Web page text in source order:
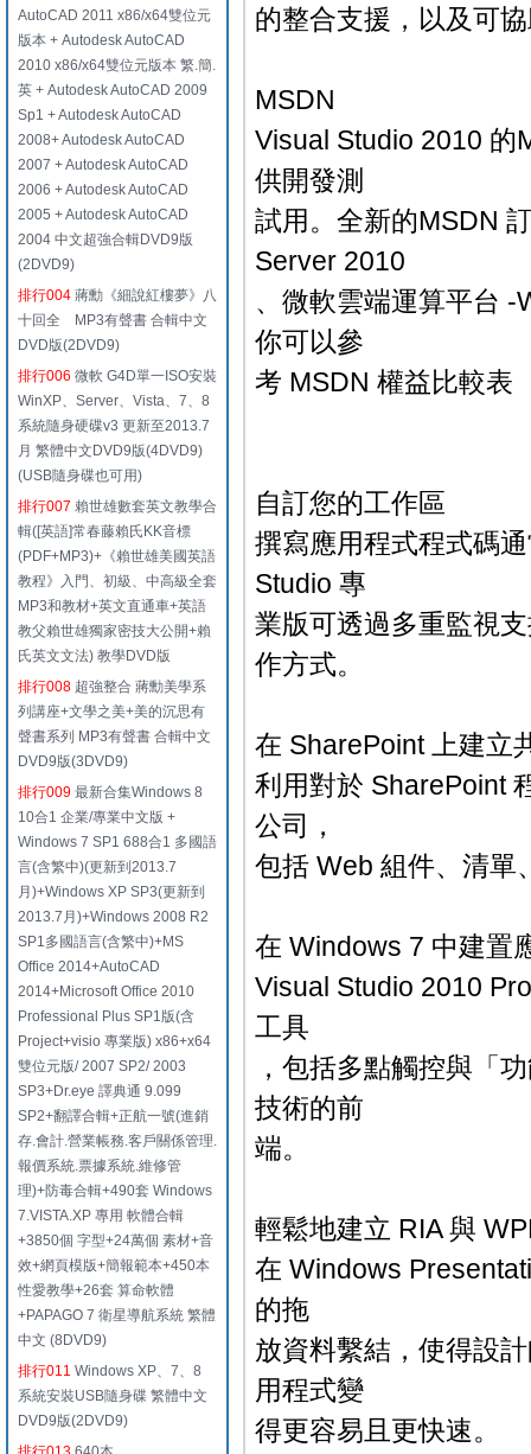
AutoCAD 2011 x86/x64雙位元
版本 + Autodesk AutoCAD
2010 x86/x64雙位元版本 繁.簡.
英 + Autodesk AutoCAD 2009
Sp1 + Autodesk AutoCAD
2008+ Autodesk AutoCAD
2007 + Autodesk AutoCAD
2006 + Autodesk AutoCAD
2005 + Autodesk AutoCAD
2004 中文超強合輯DVD9版
(2DVD9)
排行004 蔣勳《細說紅樓夢》八
十回全 MP3有聲書 合輯中文
DVD版(2DVD9)
排行006 微軟 G4D單一ISO安裝
WinXP、Server、Vista、7、8
系統隨身硬碟v3 更新至2013.7
月 繁體中文DVD9版(4DVD9)
(USB隨身碟也可用)
排行007 賴世雄數套英文教學合
輯([英語]常春藤賴氏KK音標
(PDF+MP3)+《賴世雄美國英語
教程》入門、初級、中高級全套
MP3和教材+英文直通車+英語
教父賴世雄獨家密技大公開+賴
氏英文文法) 教學DVD版
排行008 超強整合 蔣勳美學系
列講座+文學之美+美的沉思有
聲書系列 MP3有聲書 合輯中文
DVD9版(3DVD9)
排行009 最新合集Windows 8
10合1 企業/專業中文版 +
Windows 7 SP1 688合1 多國語
言(含繁中)(更新到2013.7
月)+Windows XP SP3(更新到
2013.7月)+Windows 2008 R2
SP1多國語言(含繁中)+MS
Office 2014+AutoCAD
2014+Microsoft Office 2010
Professional Plus SP1版(含
Project+visio 專業版) x86+x64
雙位元版/ 2007 SP2/ 2003
SP3+Dr.eye 譯典通 9.099
SP2+翻譯合輯+正航一號(進銷
存.會計.營業帳務.客戶關係管理.
報價系統.票據系統.維修管
理)+防毒合輯+490套 Windows
7.VISTA.XP 專用 軟體合輯
+3850個 字型+24萬個 素材+音
效+網頁模版+簡報範本+450本
性愛教學+26套 算命軟體
+PAPAGO 7 衛星導航系統 繁體
中文 (8DVD9)
排行011 Windows XP、7、8
系統安裝USB隨身碟 繁體中文
DVD9版(2DVD9)
的整合支援，以及可
MSDN
Visual Studio 2010 的
供開發測
試用。全新的MSDN
Server 2010
、微軟雲端運算平台 -
你可以參
考 MSDN 權益比較表
自訂您的工作區
撰寫應用程式程式碼
Studio 專
業版可透過多重監視
作方式。
在 SharePoint 上建立
利用對於 SharePoint
公司，
包括 Web 組件、清單
在 Windows 7 中建置
Visual Studio 2010
工具
，包括多點觸控與「
技術的前
端。
輕鬆地建立 RIA 與
在 Windows
的拖
放資料繫結，使得設
用程式變
得更容易且更快速。